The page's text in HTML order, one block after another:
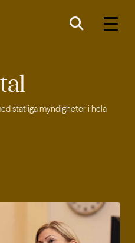
statliga myndigheter i hela